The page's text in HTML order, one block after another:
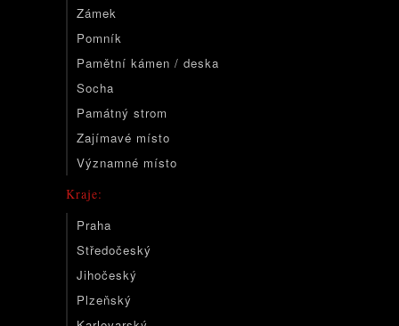
Zámek
Pomník
Pamětní kámen / deska
Socha
Památný strom
Zajímavé místo
Významné místo
Kraje:
Praha
Středočeský
Jihočeský
Plzeňský